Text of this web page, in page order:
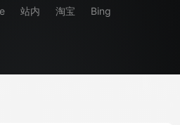
站内 淘宝 Bing